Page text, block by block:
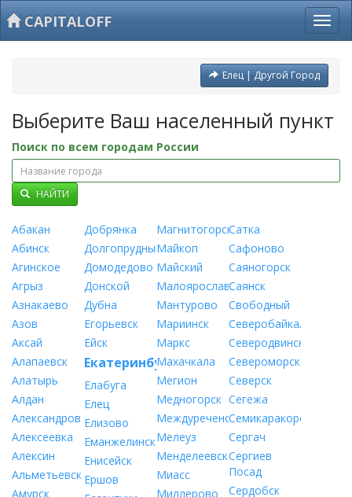
CAPITALOFF
Елец | Другой Город
Выберите Ваш населенный пункт
Поиск по всем городам России
НАЙТИ
Абакан
Абинск
Агинское
Агрыз
Азнакаево
Азов
Аксай
Алапаевск
Алатырь
Алдан
Александров
Алексеевка
Алексин
Альметьевск
Амурск
Добрянка
Долгопрудный
Домодедово
Донской
Дубна
Егорьевск
Ейск
Екатеринбург
Елабуга
Елец
Елизово
Еманжелинск
Енисейск
Ершов
Магнитогорск
Майкоп
Майский
Малоярославец
Мантурово
Мариинск
Маркс
Махачкала
Мегион
Медногорск
Междуреченск
Мелеуз
Менделеевск
Миасс
Миллерово
Сатка
Сафоново
Саяногорск
Саянск
Свободный
Северобайкальск
Северодвинск
Североморск
Северск
Сегежа
Семикаракорск
Сергач
Сергиев
Посад
Сердобск